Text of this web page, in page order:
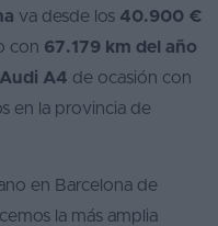
va desde los 40.900 €
con 67.179 km del año
Audi A4 de ocasión con
en la provincia de
en Barcelona de
la más amplia